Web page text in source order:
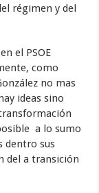
régimen y del
el PSOE
como
no mas
ideas sino
a lo sumo
dentro sus
del a transición